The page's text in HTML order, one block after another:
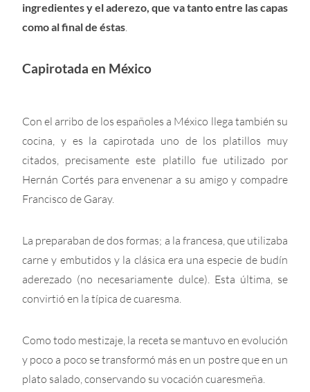
ingredientes y el aderezo, que va tanto entre las capas
como al final de éstas.
Capirotada en México
Con el arribo de los españoles a México llega también su
cocina, y es la capirotada uno de los platillos muy
citados, precisamente este platillo fue utilizado por
Hernán Cortés para envenenar a su amigo y compadre
Francisco de Garay.
La preparaban de dos formas; a la francesa, que utilizaba
carne y embutidos y la clásica era una especie de budín
aderezado (no necesariamente dulce). Esta última, se
convirtió en la típica de cuaresma.
Como todo mestizaje, la receta se mantuvo en evolución
y poco a poco se transformó más en un postre que en un
plato salado, conservando su vocación cuaresmeña.